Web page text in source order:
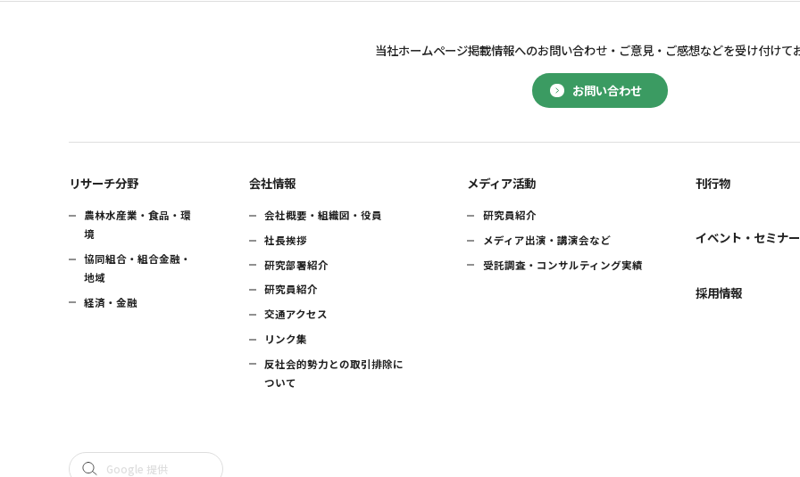
お問い合わせ
当社ホームページ掲載情報へのお問い合わせ・ ご意見・ご感想などを受け付けて
リサーチ分野
農林水産業・食品・環
境
協同組合・組合金融・
地域
経済・金融
会社情報
会社概要・組織図・役員
社長挨拶
研究部署紹介
研究員紹介
交通アクセス
リンク集
反社会的勢力との取引排除に
ついて
メディア活動
研究員紹介
メディア出演・講演会など
受託調査・コンサルティング実績
刊行物
イベント・セミナー
採用情報